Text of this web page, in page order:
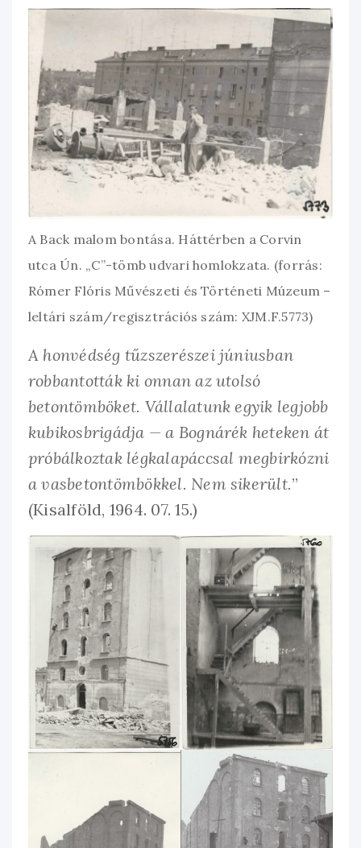
A Back malom bontása. Háttérben a Corvin
utca Ún. „C”-tömb udvari homlokzata. (forrás:
Rómer Flóris Művészeti és Történeti Múzeum –
leltári szám/regisztrációs szám: XJM.F.5773)
A honvédség tűzszerészei júniusban
robbantották ki onnan az utolsó
betontömböket. Vállalatunk egyik legjobb
kubikosbrigádja — a Bognárék heteken át
próbálkoztak légkalapáccsal megbirkózni
a vasbetontömbökkel. Nem sikerült.”
(Kisalföld, 1964. 07. 15.)